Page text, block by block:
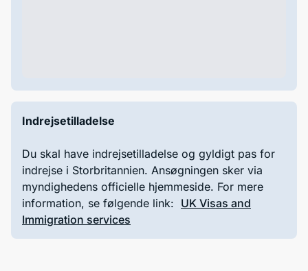
Indrejsetilladelse
Du skal have indrejsetilladelse og gyldigt pas for
indrejse i Storbritannien. Ansøgningen sker via
myndighedens officielle hjemmeside. For mere
information, se følgende link: UK Visas and
Immigration services